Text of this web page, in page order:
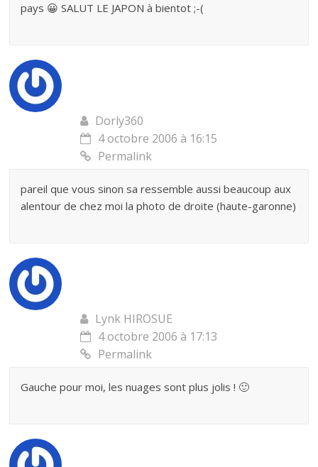
pays 😀 SALUT LE JAPON à bientot ;-(
Dorly360
4 octobre 2006 à 16:15
Permalink
pareil que vous sinon sa ressemble aussi beaucoup aux
alentour de chez moi la photo de droite (haute-garonne)
Lynk HIROSUE
4 octobre 2006 à 17:13
Permalink
Gauche pour moi, les nuages sont plus jolis ! 🙂